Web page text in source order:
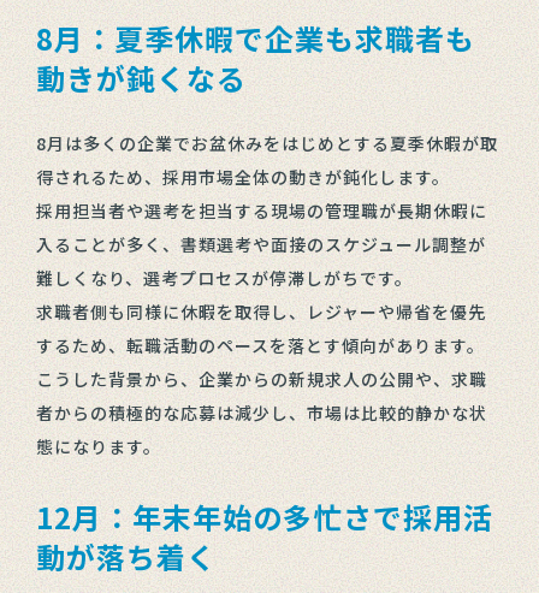
8月：夏季休暇で企業も求職者も
動きが鈍くなる
8月は多くの企業でお盆休みをはじめとする夏季休暇が取
得されるため、採用市場全体の動きが鈍化します。
採用担当者や選考を担当する現場の管理職が長期休暇に
入ることが多く、書類選考や面接のスケジュール調整が
難しくなり、選考プロセスが停滞しがちです。
求職者側も同様に休暇を取得し、レジャーや帰省を優先
するため、転職活動のペースを落とす傾向があります。
こうした背景から、企業からの新規求人の公開や、求職
者からの積極的な応募は減少し、市場は比較的静かな状
態になります。
12月：年末年始の多忙さで採用活
動が落ち着く